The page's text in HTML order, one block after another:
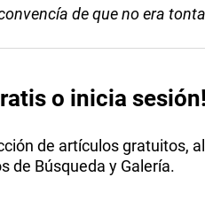
de que no era
o inicia sesión!
de artículos gratuitos,
de Búsqueda y Galería.